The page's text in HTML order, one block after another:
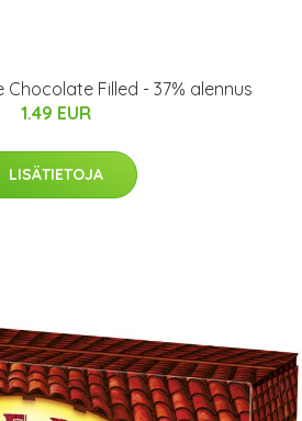
Chocolate Filled - 37% alennus
1.49 EUR
LISÄTIETOJA